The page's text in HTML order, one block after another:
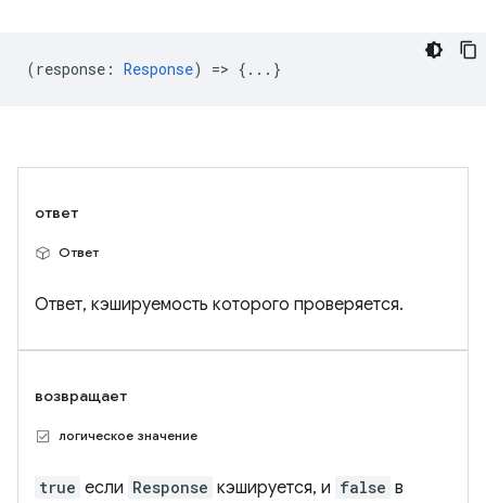
(response : Response) => {...}
ответ
Ответ
Ответ, кэшируемость которого проверяется.
возвращает
логическое значение
true если Response кэшируется, и false в